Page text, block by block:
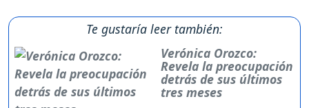
Te gustaría leer también:
Verónica Orozco:
Revela la preocupación
detrás de sus últimos
tres meses